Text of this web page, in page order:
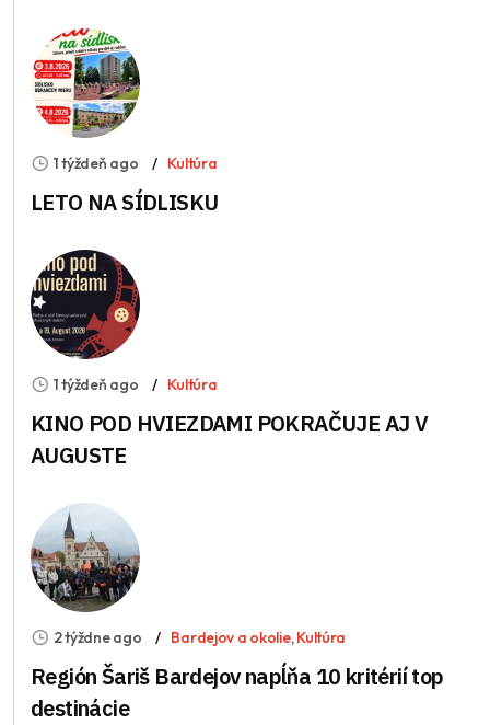
1 týždeň ago Kultúra
LETO NA SÍDLISKU
1 týždeň ago Kultúra
KINO POD HVIEZDAMI POKRAČUJE AJ V
AUGUSTE
2 týždne ago Bardejov a okolie,Kultúra
Región Šariš Bardejov napĺňa 10 kritérií top
destinácie